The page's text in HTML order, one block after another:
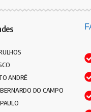
ANDRÉ
DO CAMPO